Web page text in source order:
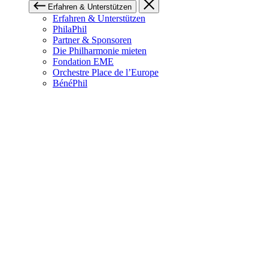
Erfahren & Unterstützen
Erfahren & Unterstützen
PhilaPhil
Partner & Sponsoren
Die Philharmonie mieten
Fondation EME
Orchestre Place de l’Europe
BénéPhil